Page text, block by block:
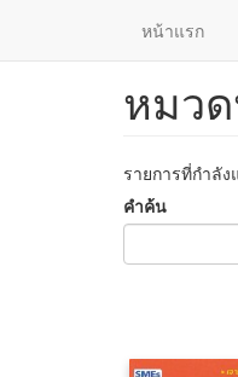
หน้าแรก
หมว
รายการที่กำลั
คำค้น